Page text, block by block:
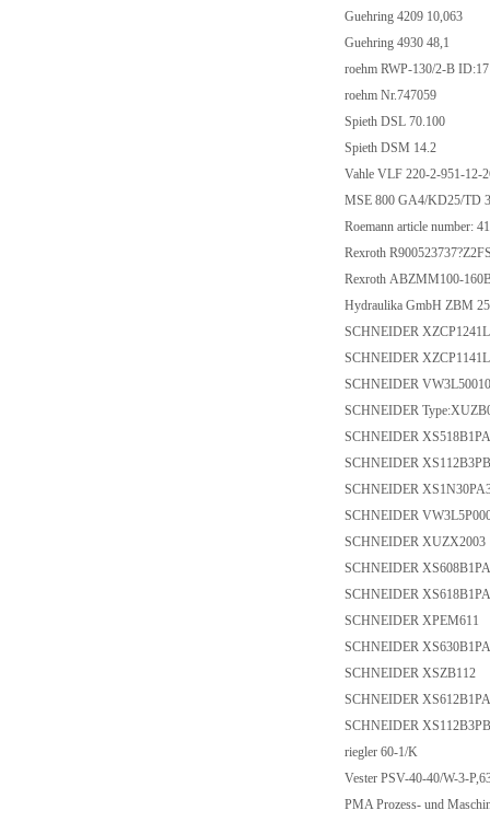
Guehring 4209
Guehring 4930 48,1
roehm RWP-130/2-B
roehm Nr.747059
Spieth DSL 70.100
Spieth DSM 14.2
Vahle VLF 220-2-951-
MSE 800 GA4/
Roemann article
Rexroth
Rexroth ABZMM100-
Hydraulika GmbH
SCHNEIDER
SCHNEIDER
SCHNEIDER
SCHNEIDER
SCHNEIDER
SCHNEIDER
SCHNEIDER
SCHNEIDER
SCHNEIDER
SCHNEIDER
SCHNEIDER
SCHNEIDER
SCHNEIDER
SCHNEIDER
SCHNEIDER
SCHNEIDER
riegler 60-1/K
Vester PSV-40-40/W-
PMA Prozess- und